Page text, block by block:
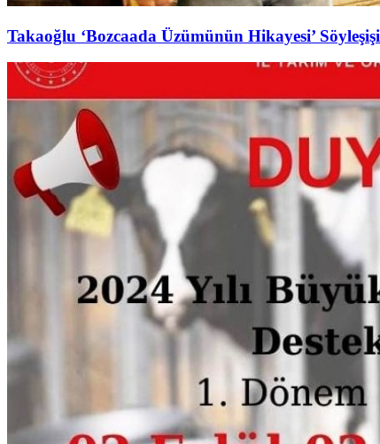
Takaoğlu ‘Bozcaada Üzümünün Hikayesi’ Söyleşişi